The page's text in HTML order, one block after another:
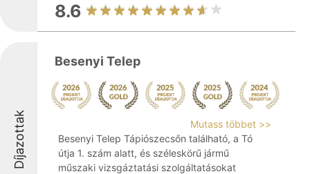
8.6
Díjazottak
Besenyi Telep
Mutass többet >>
Besenyi Telep Tápiószecsőn található, a Tó
útja 1. szám alatt, és széleskörű jármű
műszaki vizsgáztatási szolgáltatásokat